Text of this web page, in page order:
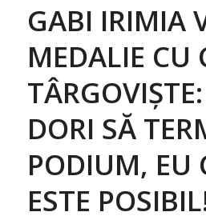
GABI IRIMIA
MEDALIE CU
DORI SĂ
PODIUM, EU
ESTE